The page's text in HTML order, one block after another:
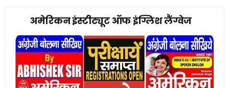
अमेरिकन इंस्टीट्यूट ऑफ इंग्लिश लैंग्वेज